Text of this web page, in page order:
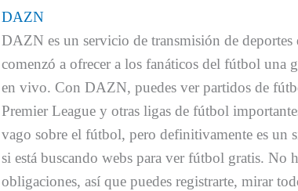
DAZN
DAZN es un servicio de transmisión de deportes
comenzó a ofrecer a los fanáticos del fútbol una
en vivo. Con DAZN, puedes ver partidos de
Premier League y otras ligas de fútbol
vago sobre el fútbol, pero definitivamente es un
si está buscando webs para ver fútbol gratis. No
obligaciones, así que puedes registrarte, mirar